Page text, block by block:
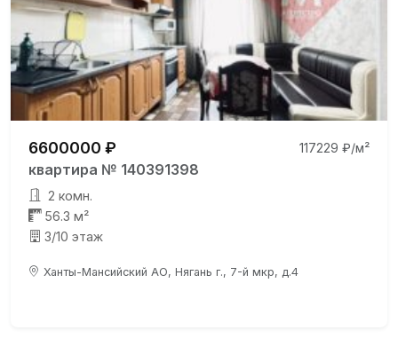
6600000 ₽ 117229 ₽/м²
квартира № 140391398
2 комн.
56.3 м²
3/10 этаж
Ханты-Мансийский АО, Нягань г., 7-й мкр, д.4